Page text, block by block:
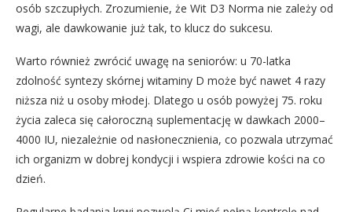
osób szczupłych. Zrozumienie, że Wit D3 Norma nie zależy od
wagi, ale dawkowanie już tak, to klucz do sukcesu.
Warto również zwrócić uwagę na seniorów: u 70-latka
zdolność syntezy skórnej witaminy D może być nawet 4 razy
niższa niż u osoby młodej. Dlatego u osób powyżej 75. roku
życia zaleca się całoroczną suplementację w dawkach 2000–
4000 IU, niezależnie od nasłonecznienia, co pozwala utrzymać
ich organizm w dobrej kondycji i wspiera zdrowie kości na co
dzień.